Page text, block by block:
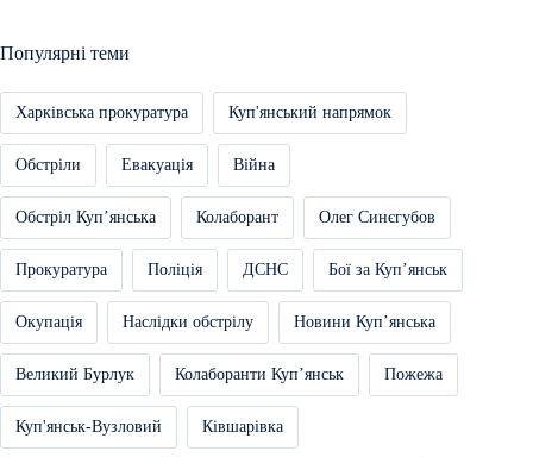
Популярні теми
Харківська прокуратура Куп'янський напрямок
Обстріли Евакуація Війна
Обстріл Купʼянська Колаборант Олег Синєгубов
Прокуратура Поліція ДСНС Бої за Купʼянськ
Окупація Наслідки обстрілу Новини Купʼянська
Великий Бурлук Колаборанти Купʼянськ Пожежа
Куп'янськ-Вузловий Ківшарівка